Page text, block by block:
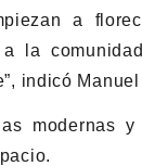
a
la
indicó
modernas